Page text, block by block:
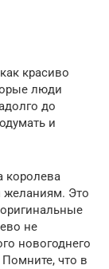
красиво
люди
до
и
королева
желаниям. Это
не
новогоднего
Помните, что в